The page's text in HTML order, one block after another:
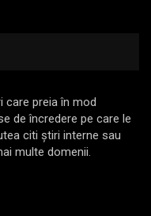
care preia în mod
de încredere pe care le
citi ştiri interne sau
multe domenii.